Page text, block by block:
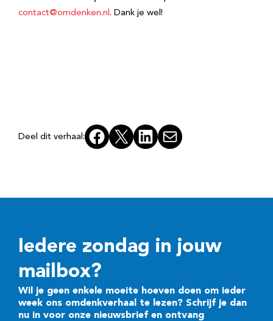
contact@omdenken.nl. Dank je wel!
Deel dit verhaal: Facebook
X LinkedInE-mail
Iedere zondag in jouw
mailbox?
Wil je geen enkele moeite hoeven doen om ieder
week ons omdenkverhaal te lezen? Schrijf je dan
nu in voor onze nieuwsbrief en ontvang